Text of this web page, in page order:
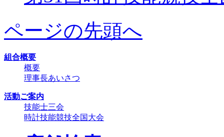
ページの先頭へ
組合概要
概要
理事長あいさつ
活動ご案内
技能士三会
時計技能競技全国大会